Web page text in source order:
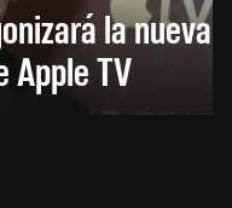
la nueva
Apple TV